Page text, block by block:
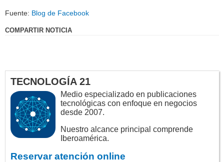
Fuente: Blog de Facebook
COMPARTIR NOTICIA
TECNOLOGÍA 21
Medio especializado en publicaciones
tecnológicas con enfoque en negocios
desde 2007.
Nuestro alcance principal comprende
Iberoamérica.
Reservar atención online